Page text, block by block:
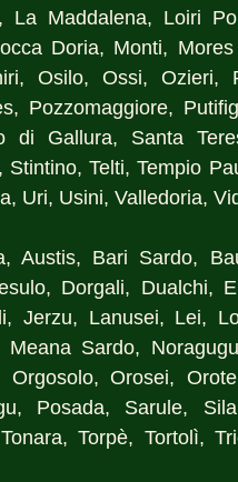
La Maddalena, Loiri
Doria, Monti,
Osilo, Ossi, Ozieri,
Pozzomaggiore,
di Gallura, Santa
Telti, Tempio
Uri, Usini, Valledoria,
Austis, Bari Sardo,
Dorgali, Dualchi,
Jerzu, Lanusei, Lei,
Meana Sardo,
Orgosolo, Orosei,
Posada, Sarule,
Torpè, Tortolì,